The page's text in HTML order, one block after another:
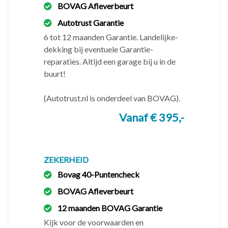
dagen per week telefonisch of via WhatsApp
bereikbaar.
✔️ Ma t/m Vr 9.00-18.00
✔️ Zaterdag 10.00-17.00
❌ Zondags gesloten
teleurstellingen te voorkomen.
Doen jullie ook onderhoud en reparatie?
een BOVAG autobedrijf en geen garagebedrijf.
Is inruilen mogelijk?
uitsluitend op basis van handelswaarde.
Krijg ik ook korting zonder inruil?Nee, anders
kunnen wij geen 3 maanden Servicegarantie verlenen.
BOVAG Afleverbeurt
Autotrust Garantie
6 tot 12 maanden Garantie. Landelijke-
dekking bij eventuele Garantie-
reparaties. Altijd een garage bij u in de
buurt!
(Autotrust.nl is onderdeel van BOVAG).
Vanaf € 395,-
ZEKERHEID
Bovag 40-Puntencheck
BOVAG Afleverbeurt
12 maanden BOVAG Garantie
Kijk voor de voorwaarden en